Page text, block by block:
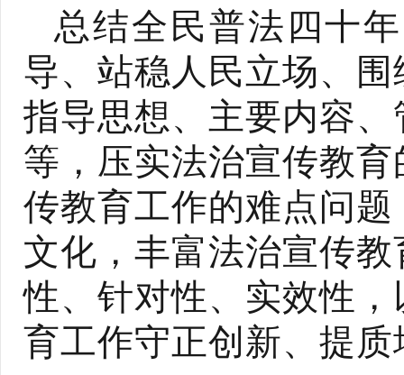
总结全民普法四十
导、站稳人民立场、
指导思想、主要内容
等，压实法治宣传教
传教育工作的难点问
文化，丰富法治宣传
性、针对性、实效性
育工作守正创新、提